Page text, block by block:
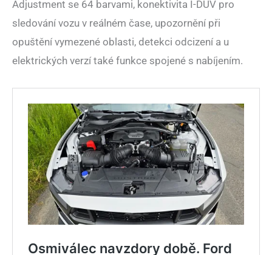
Adjustment se 64 barvami, konektivita I-DUV pro
sledování vozu v reálném čase, upozornění při
opuštění vymezené oblasti, detekci odcizení a u
elektrických verzí také funkce spojené s nabíjením.